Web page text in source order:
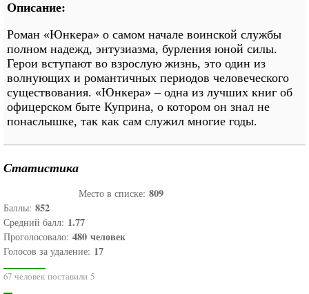
Описание:
Роман «Юнкера» о самом начале воинской службы
полном надежд, энтузиазма, бурления юной силы.
Герои вступают во взрослую жизнь, это один из
волнующих и романтичных периодов человеческого
существования. «Юнкера» – одна из лучших книг об
офицерском быте Куприна, о котором он знал не
понаслышке, так как сам служил многие годы.
Статистика
Место в списке: 809
Баллы: 852
Средний балл: 1.77
Проголосовало: 480 человек
Голосов за удаление: 17
67 человек поставили 5